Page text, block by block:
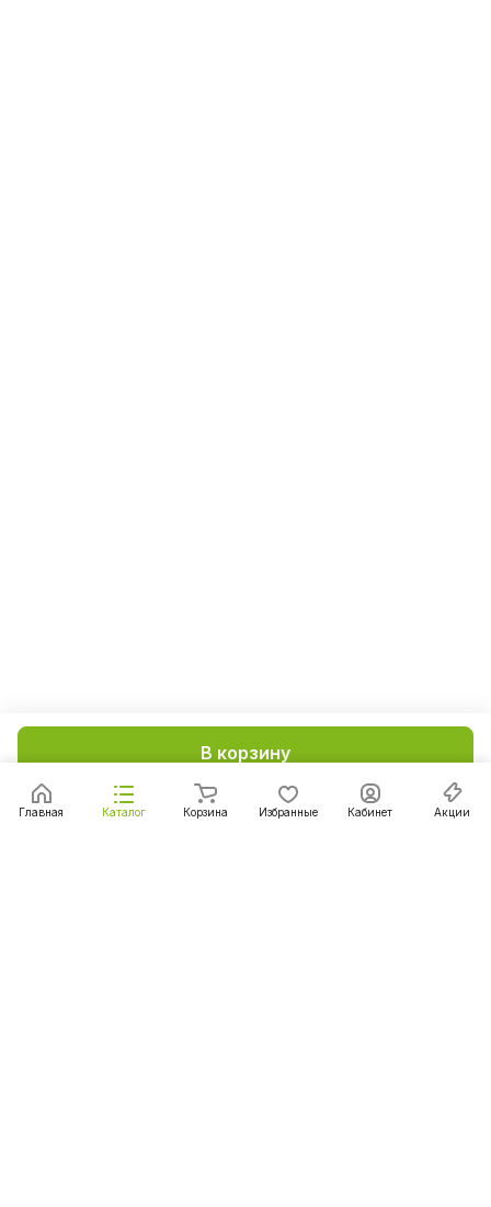
В корзину
Главная Каталог Корзина Избранные Кабинет Акции